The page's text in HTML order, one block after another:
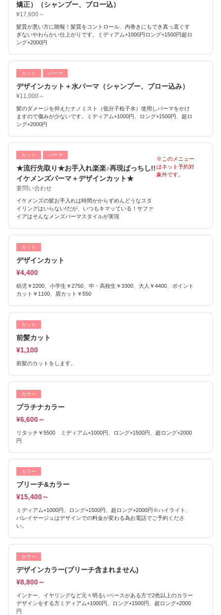
矯正）（シャンプー、ブロー込）
¥17,600～
髪質が悪い方に朗報！髪質をコントロール、内巻きにもでき真っ直ぐす
ぎないやわらかい仕上がりです。ミディアム+1000円ロング+1500円超ロ
ング+2000円
カット パーマ
デザインカット＋水パーマ（シャンプー、ブロー込み）
¥11,000～
髪のダメージを抑えたナノミスト（低分子粒子水）使用しパーマをかけ
ますので傷みが少ないです。ミディアム+1000円、ロング+1500円、超ロ
ング+2000円
カット パーマ
★流行先取り★お手入れ楽楽♪再現ばっちし!!
イケメンズパーマ＋デザインカット★
要問い合わせ
イケメンズの髪お手入れは時間かからずめんどうなスタ
イリングはいらない!だが、いつもキマッている！サファ
イアはそんなメンズパーマスタイルが実現
※このメニュー
はネット予約対
象外です。
カット
デザインカット
¥4,400
幼児￥2200、小学生￥2750、中・高校生￥3300、大人￥4400、ポイント
カット￥1100、眉カット￥550
カット
前髪カット
¥1,100
前髪のカットをします。
カラー
プラチナカラー
¥6,600～
リタッチ￥5500 ミディアム+1000円、ロング+1500円、超ロング+2000
円
カラー
ブリーチ&カラー
¥15,400～
ミディアム+1000円、ロング+1500円、超ロング+2000円※ハイライト、
バレイヤージュはデザインでの料金が変わる為お電話でご予約くださ
い。
カラー
デザインカラー(ブリーチ含まれません)
¥8,800～
インナー、イヤリングなど元々明るいベースがある方で2色以上のカラー
デザインをする方ミディアム+1000円、ロング+1500円、超ロング+2000
円